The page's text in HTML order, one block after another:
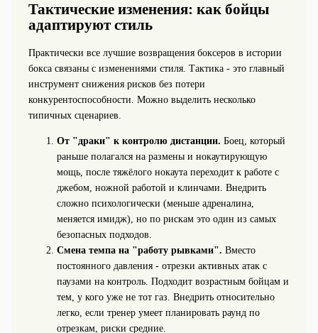
Тактические изменения: как бойцы
адаптируют стиль
Практически все лучшие возвращения боксеров в истории
бокса связаны с изменениями стиля. Тактика - это главный
инструмент снижения рисков без потери
конкурентоспособности. Можно выделить несколько
типичных сценариев.
От "драки" к контролю дистанции. Боец, который
раньше полагался на размены и нокаутирующую
мощь, после тяжёлого нокаута переходит к работе с
джебом, ножной работой и клинчами. Внедрить
сложно психологически (меньше адреналина,
меняется имидж), но по рискам это один из самых
безопасных подходов.
Смена темпа на "работу рывками". Вместо
постоянного давления - отрезки активных атак с
паузами на контроль. Подходит возрастным бойцам и
тем, у кого уже не тот газ. Внедрить относительно
легко, если тренер умеет планировать раунд по
отрезкам, риски средние.